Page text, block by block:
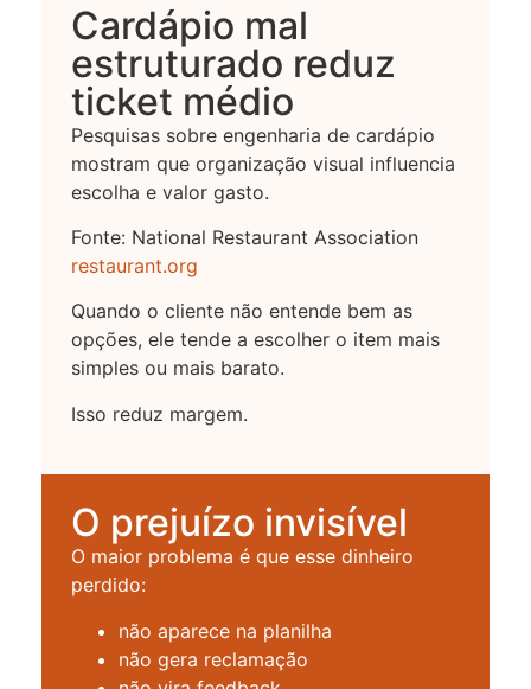
Cardápio mal
estruturado reduz
ticket médio
Pesquisas sobre engenharia de cardápio
mostram que organização visual influencia
escolha e valor gasto.
Fonte: National Restaurant Association
restaurant.org
Quando o cliente não entende bem as
opções, ele tende a escolher o item mais
simples ou mais barato.
Isso reduz margem.
O prejuízo invisível
O maior problema é que esse dinheiro
perdido:
não aparece na planilha
não gera reclamação